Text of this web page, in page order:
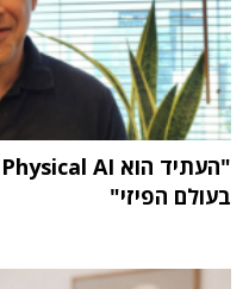
בעולם הפיזי"